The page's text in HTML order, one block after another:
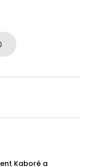
Kaboré a